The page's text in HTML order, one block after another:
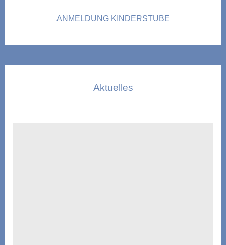
ANMELDUNG KINDERSTUBE
Aktuelles